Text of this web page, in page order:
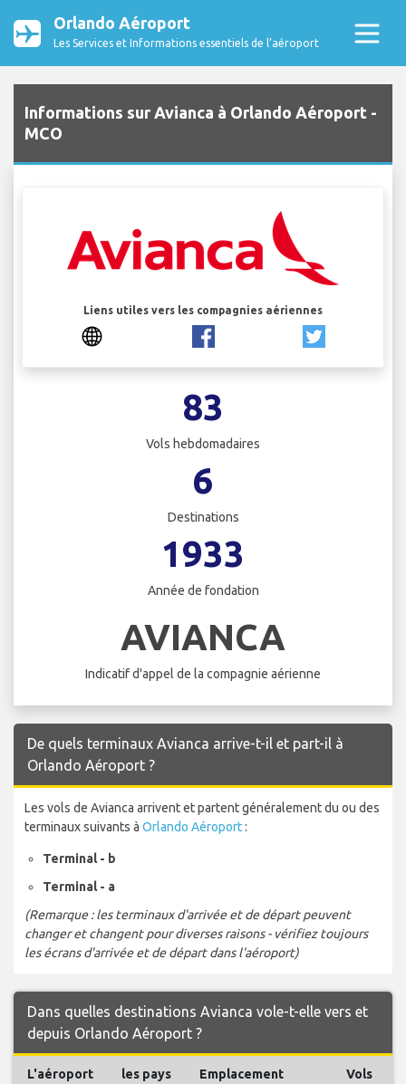
Orlando Aéroport
Les Services et Informations essentiels de l’aéroport
Informations sur Avianca à Orlando Aéroport -
MCO
Liens utiles vers les compagnies aériennes
83
Vols hebdomadaires
6
Destinations
1933
Année de fondation
AVIANCA
Indicatif d'appel de la compagnie aérienne
De quels terminaux Avianca arrive-t-il et part-il à
Orlando Aéroport ?
Les vols de Avianca arrivent et partent généralement du ou des
terminaux suivants à Orlando Aéroport:
Terminal - b
Terminal - a
(Remarque : les terminaux d'arrivée et de départ peuvent
changer et changent pour diverses raisons - vérifiez toujours
les écrans d'arrivée et de départ dans l'aéroport)
Dans quelles destinations Avianca vole-t-elle vers et
depuis Orlando Aéroport ?
L'aéroport les pays Emplacement
Vols